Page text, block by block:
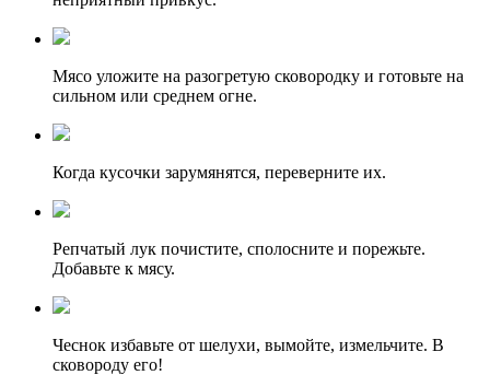
Мясо уложите на разогретую сковородку и готовьте на
сильном или среднем огне.
Когда кусочки зарумянятся, переверните их.
Репчатый лук почистите, сполосните и порежьте.
Добавьте к мясу.
Чеснок избавьте от шелухи, вымойте, измельчите. В
сковороду его!